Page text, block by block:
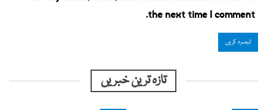
the next time I comment.
تازہ ترین خبریں